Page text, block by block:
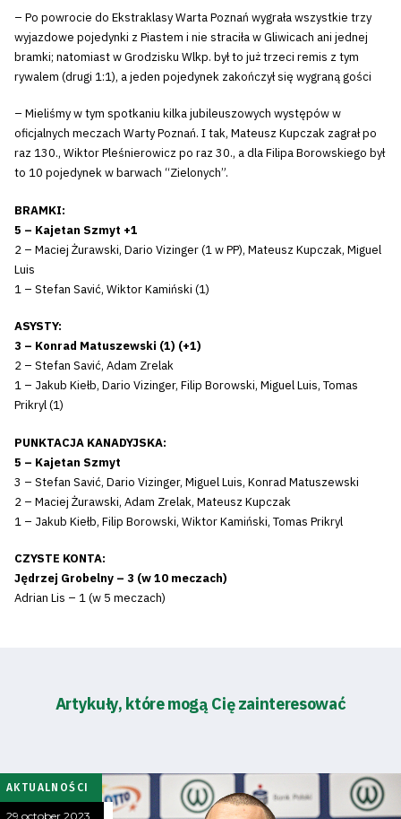
– Po powrocie do Ekstraklasy Warta Poznań wygrała wszystkie trzy
wyjazdowe pojedynki z Piastem i nie straciła w Gliwicach ani jednej
bramki; natomiast w Grodzisku Wlkp. był to już trzeci remis z tym
rywalem (drugi 1:1), a jeden pojedynek zakończył się wygraną gości
– Mieliśmy w tym spotkaniu kilka jubileuszowych występów w
oficjalnych meczach Warty Poznań. I tak, Mateusz Kupczak zagrał po
raz 130., Wiktor Pleśnierowicz po raz 30., a dla Filipa Borowskiego był
to 10 pojedynek w barwach “Zielonych”.
BRAMKI:
5 – Kajetan Szmyt +1
2 – Maciej Żurawski, Dario Vizinger (1 w PP), Mateusz Kupczak, Miguel
Luis
1 – Stefan Savić, Wiktor Kamiński (1)
ASYSTY:
3 – Konrad Matuszewski (1) (+1)
2 – Stefan Savić, Adam Zrelak
1 – Jakub Kiełb, Dario Vizinger, Filip Borowski, Miguel Luis, Tomas
Prikryl (1)
PUNKTACJA KANADYJSKA:
5 – Kajetan Szmyt
3 – Stefan Savić, Dario Vizinger, Miguel Luis, Konrad Matuszewski
2 – Maciej Żurawski, Adam Zrelak, Mateusz Kupczak
1 – Jakub Kiełb, Filip Borowski, Wiktor Kamiński, Tomas Prikryl
CZYSTE KONTA:
Jędrzej Grobelny – 3 (w 10 meczach)
Adrian Lis – 1 (w 5 meczach)
Artykuły, które mogą Cię zainteresować
AKTUALNOŚCI
29 october 2023